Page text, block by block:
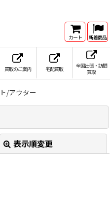
カート 新着商品
買取のご案内 宅配買取
全国出張・訪問
買取
/アウター
表示順変更